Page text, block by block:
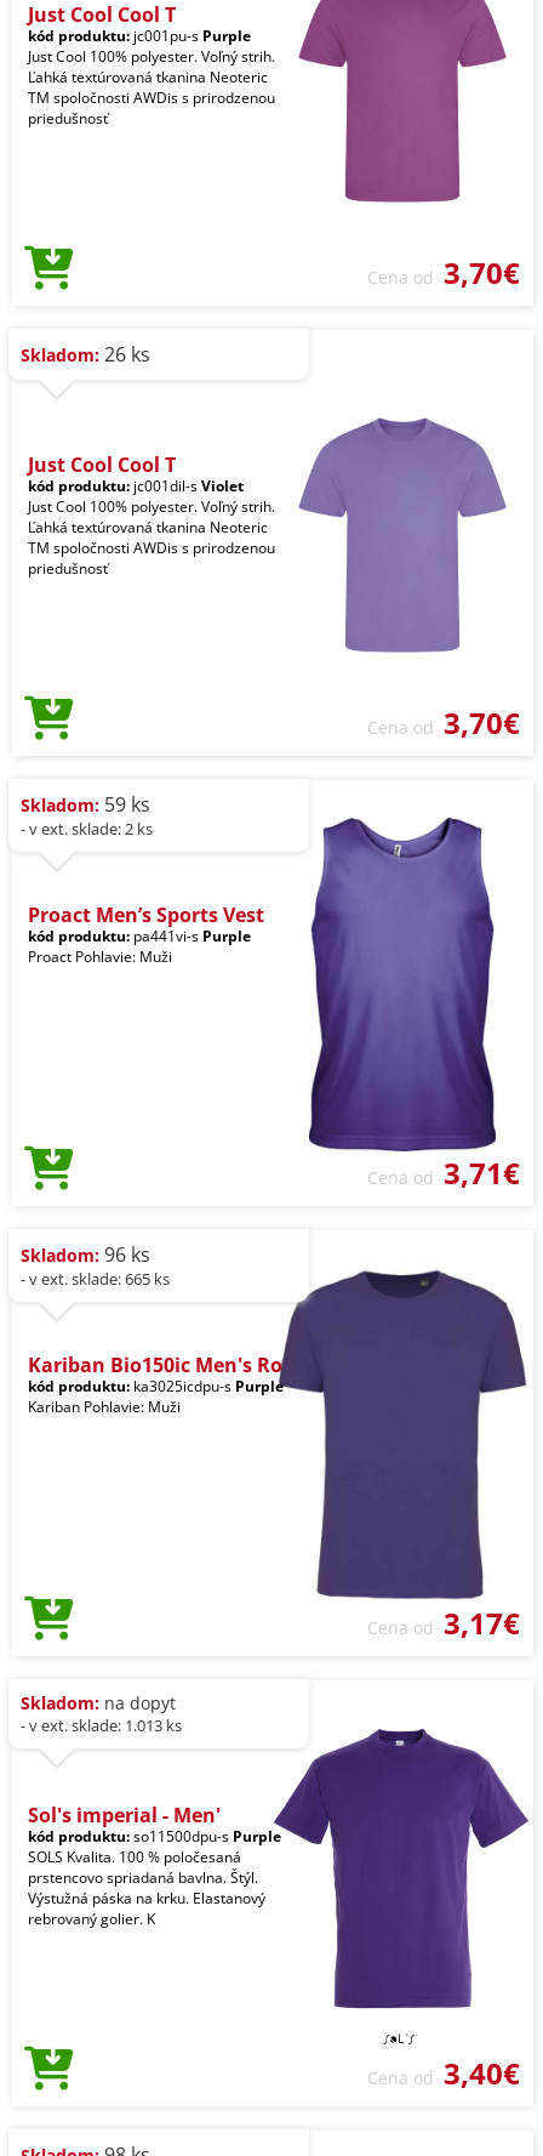
Just Cool Cool T
kód produktu: jc001pu-s Purple
Just Cool 100% polyester. Voľný strih.
Ľahká textúrovaná tkanina Neoteric
TM spoločnosti AWDis s prirodzenou
priedušnosť
Cena od 3,70€
Skladom: 26 ks
Just Cool Cool T
kód produktu: jc001dil-sViolet
Just Cool 100% polyester. Voľný strih.
Ľahká textúrovaná tkanina Neoteric
TM spoločnosti AWDis s prirodzenou
priedušnosť
Cena od 3,70€
Skladom: 59 ks
- v ext. sklade: 2 ks
Proact Men’s Sports Vest
kód produktu: pa441vi-s Purple
Proact Pohlavie: Muži
Cena od 3,71€
Skladom: 96 ks
- v ext. sklade: 665 ks
Kariban Bio150ic Men's Ro
kód produktu: ka3025icdpu-s Purple
Kariban Pohlavie: Muži
Cena od 3,17€
Skladom: na dopyt
- v ext. sklade: 1.013 ks
Sol's imperial - Men'
kód produktu:so11500dpu-s Purple
SOLS Kvalita. 100 % poločesaná
prstencovo spriadaná bavlna. Štýl.
Výstužná páska na krku. Elastanový
rebrovaný golier. K
Cena od 3,40€